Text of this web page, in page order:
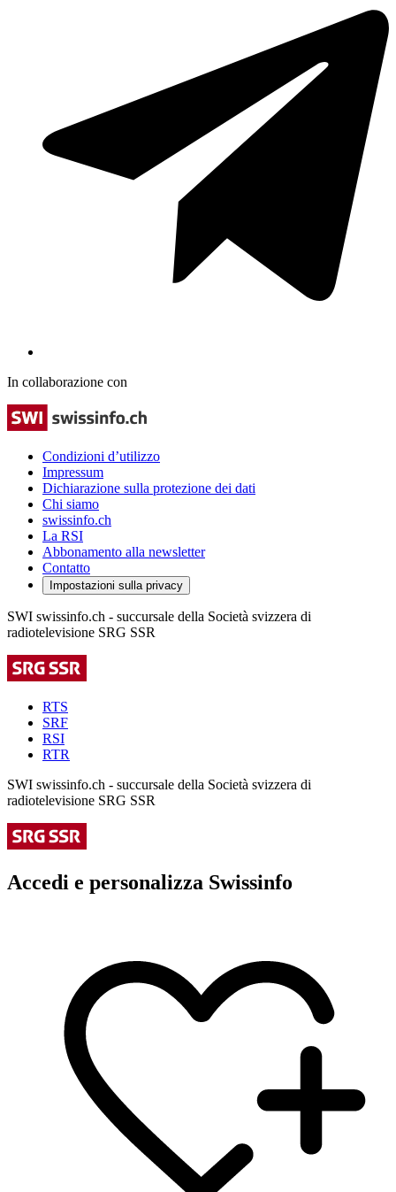
In collaborazione con
Condizioni d’utilizzo
Impressum
Dichiarazione sulla protezione dei dati
Chi siamo
swissinfo.ch
La RSI
Abbonamento alla newsletter
Contatto
Impostazioni sulla privacy
SWI swissinfo.ch - succursale della Società svizzera di
radiotelevisione SRG SSR
RTS
SRF
RSI
RTR
SWI swissinfo.ch - succursale della Società svizzera di
radiotelevisione SRG SSR
Accedi e personalizza Swissinfo